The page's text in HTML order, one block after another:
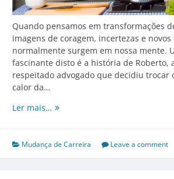
Quando pensamos em transformações
imagens de coragem, incertezas e novos
normalmente surgem em nossa mente.
fascinante disto é a história de Roberto,
respeitado advogado que decidiu trocar
calor da…
Ler mais… De
Chef
de
Mudança de Carreira Leave a comment